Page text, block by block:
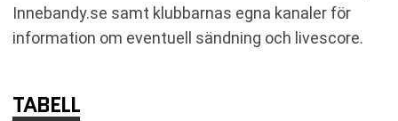
Innebandy.se samt klubbarnas egna kanaler för
information om eventuell sändning och livescore.
TABELL